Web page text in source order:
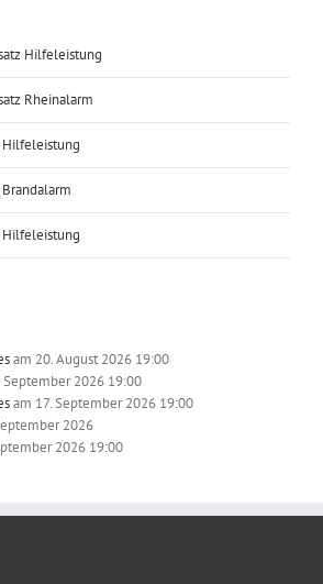
Hilfeleistung
Rheinalarm
Hilfeleistung
Hilfeleistung
am 20. August 2026 19:00
September 2026 19:00
am 17. September 2026 19:00
2026
2026 19:00